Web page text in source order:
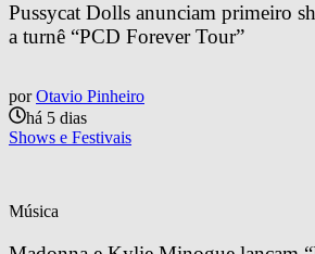
Pussycat Dolls anunciam primeiro
a turnê “PCD Forever Tour”
por Otavio Pinheiro
há 5 dias
Shows e Festivais
Música